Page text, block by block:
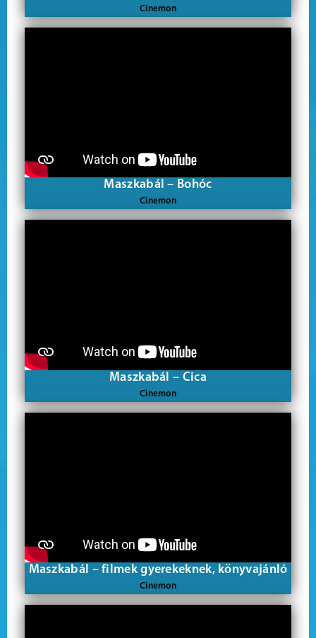
Cinemon
Maszkabál – Bohóc
Cinemon
Maszkabál – Cica
Cinemon
Maszkabál – filmek gyerekeknek, könyvajánló
Cinemon